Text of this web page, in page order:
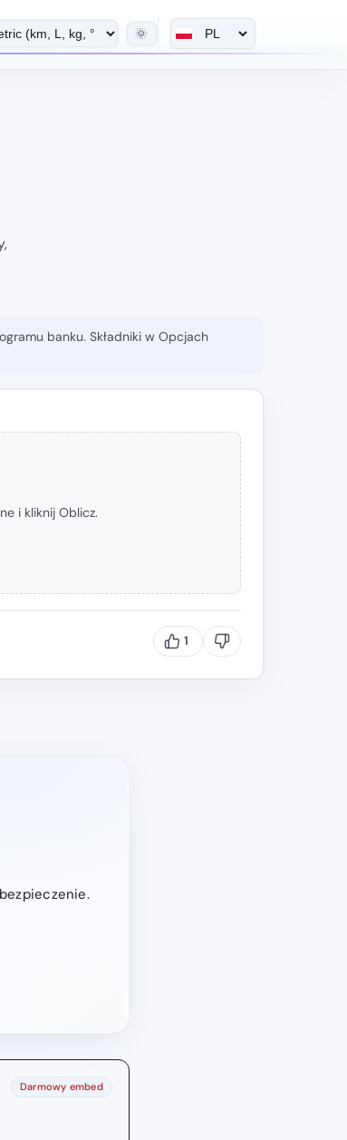
🌞
banku. Składniki w Opcjach
i kliknij Oblicz.
1
Darmowy embed